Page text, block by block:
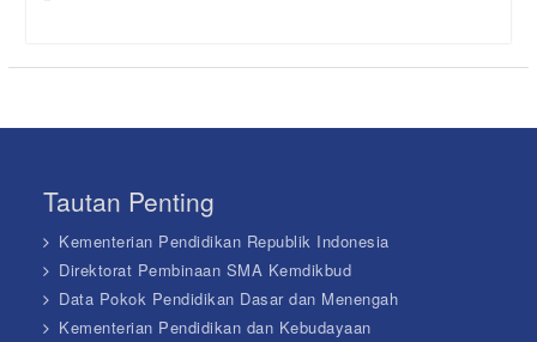
Tautan Penting
Kementerian Pendidikan Republik Indonesia
Direktorat Pembinaan SMA Kemdikbud
Data Pokok Pendidikan Dasar dan Menengah
Kementerian Pendidikan dan Kebudayaan